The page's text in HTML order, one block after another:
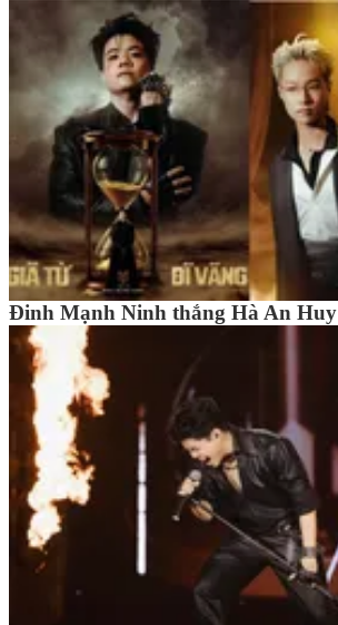
Đinh Mạnh Ninh thắng Hà An Huy